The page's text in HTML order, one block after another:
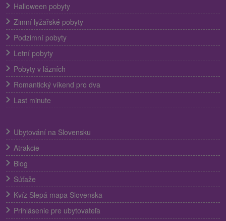
Halloween pobyty
Zimní lyžařské pobyty
Podzimní pobyty
Letní pobyty
Pobyty v lázních
Romantický víkend pro dva
Last minute
Ubytování na Slovensku
Atrakcie
Blog
Súťaže
Kvíz Slepá mapa Slovenska
Prihlásenie pre ubytovateľa